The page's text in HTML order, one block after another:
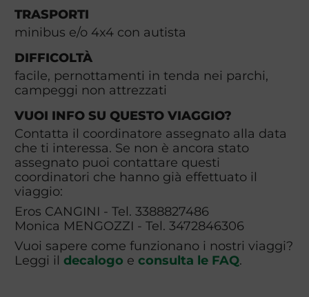
TRASPORTI
minibus e/o 4x4 con autista
DIFFICOLTÀ
facile, pernottamenti in tenda nei parchi,
campeggi non attrezzati
VUOI INFO SU QUESTO VIAGGIO?
Contatta il coordinatore assegnato alla data
che ti interessa. Se non è ancora stato
assegnato puoi contattare questi
coordinatori che hanno già effettuato il
viaggio:
Eros CANGINI - Tel. 3388827486
Monica MENGOZZI - Tel. 3472846306
Vuoi sapere come funzionano i nostri viaggi?
Leggi il decalogo e consulta le FAQ.